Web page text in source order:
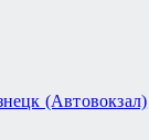
(Автовокзал)